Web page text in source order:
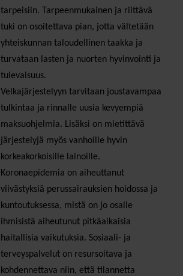
tarpeisiin. Tarpeenmukainen ja riittävä
tuki on osoitettava pian, jotta vältetään
yhteiskunnan taloudellinen taakka ja
turvataan lasten ja nuorten hyvinvointi ja
tulevaisuus.
Velkajärjestelyyn tarvitaan joustavampaa
tulkintaa ja rinnalle uusia kevyempiä
maksuohjelmia. Lisäksi on mietittävä
järjestelyjä myös vanhoille hyvin
korkeakorkoisille lainoille.
Koronaepidemia on aiheuttanut
viivästyksiä perussairauksien hoidossa ja
kuntoutuksessa, mistä on jo osalle
ihmisistä aiheutunut pitkäaikaisia
haitallisia vaikutuksia. Sosiaali- ja
terveyspalvelut on resursoitava ja
kohdennettava niin, että tilannetta